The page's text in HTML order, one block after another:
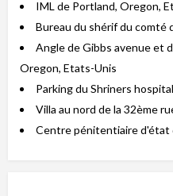
IML de Portland, Oregon,
Bureau du shérif du comté
Angle de Gibbs avenue et
Oregon, Etats-Unis
Parking du Shriners
Villa au nord de la 32ème
Centre pénitentiaire d'état